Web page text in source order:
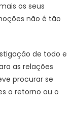
os seus
não é tão
de todo e
as relações
procurar se
o retorno ou o